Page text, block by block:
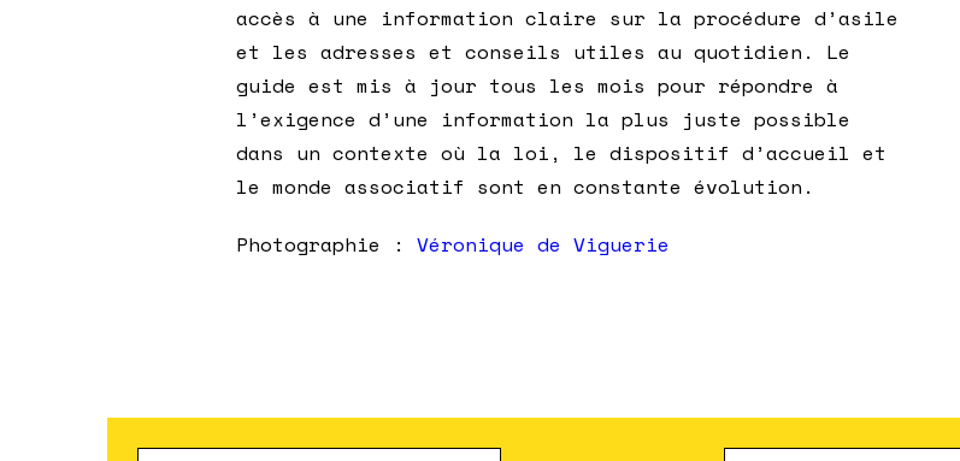
accès à une information claire sur la procédure d’asile
et les adresses et conseils utiles au quotidien. Le
guide est mis à jour tous les mois pour répondre à
l’exigence d’une information la plus juste possible
dans un contexte où la loi, le dispositif d’accueil et
le monde associatif sont en constante évolution.
Photographie : Véronique de Viguerie